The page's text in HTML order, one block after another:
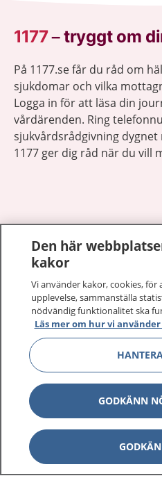
1177–tryggt om
På 1177.se får du råd om
sjukdomar och vilka
Logga in för att läsa din
vårdärenden. Ring
sjukvårdsrådgivning dygnet
1177 ger dig råd när du vill
1177 på flera språk
Om 1177
Kontakt
Behandling av personuppgifter
Hantering av kakor
Inställningar för kakor
Den här
kakor
Vi använder kakor, cookies,
upplevelse, sammanställa
nödvändig funktionalitet ska
Läs mer om hur vi
GODKÄNN